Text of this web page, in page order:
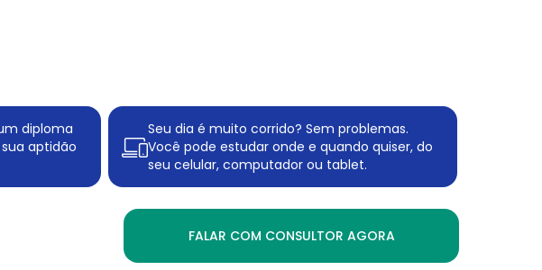
diploma
aptidão
Seu dia é muito corrido? Sem problemas.
Você pode estudar onde e quando quiser, do
seu celular, computador ou tablet.
FALAR COM CONSULTOR AGORA